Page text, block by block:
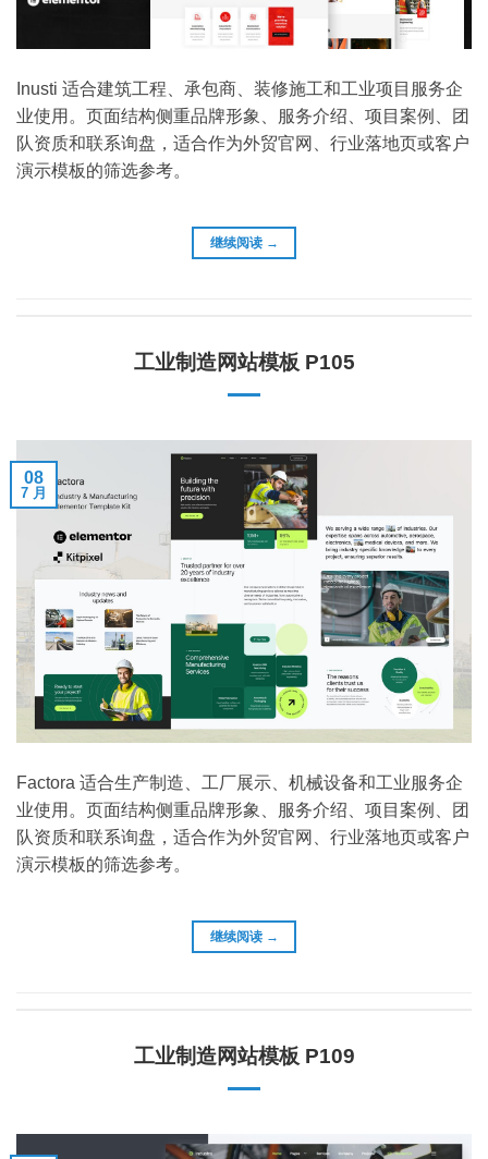
Inusti 适合建筑工程、承包商、装修施工和工业项目服务企
业使用。页面结构侧重品牌形象、服务介绍、项目案例、团
队资质和联系询盘，适合作为外贸官网、行业落地页或客户
演示模板的筛选参考。
继续阅读 →
工业制造网站模板 P105
08
7 月
Factora 适合生产制造、工厂展示、机械设备和工业服务企
业使用。页面结构侧重品牌形象、服务介绍、项目案例、团
队资质和联系询盘，适合作为外贸官网、行业落地页或客户
演示模板的筛选参考。
继续阅读 →
工业制造网站模板 P109